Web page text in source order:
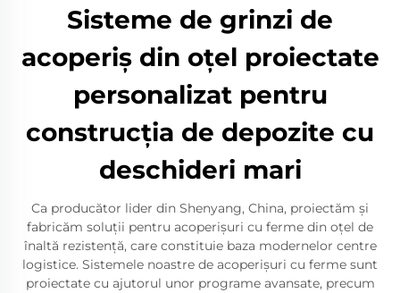
Sisteme de grinzi de
acoperiș din oțel proiectate
personalizat pentru
construcția de depozite cu
deschideri mari
Ca producător lider din Shenyang, China, proiectăm și
fabricăm soluții pentru acoperișuri cu ferme din oțel de
înaltă rezistență, care constituie baza modernelor centre
logistice. Sistemele noastre de acoperișuri cu ferme sunt
proiectate cu ajutorul unor programe avansate, precum